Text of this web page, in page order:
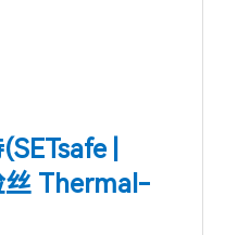
(SETsafe |
丝 Thermal-